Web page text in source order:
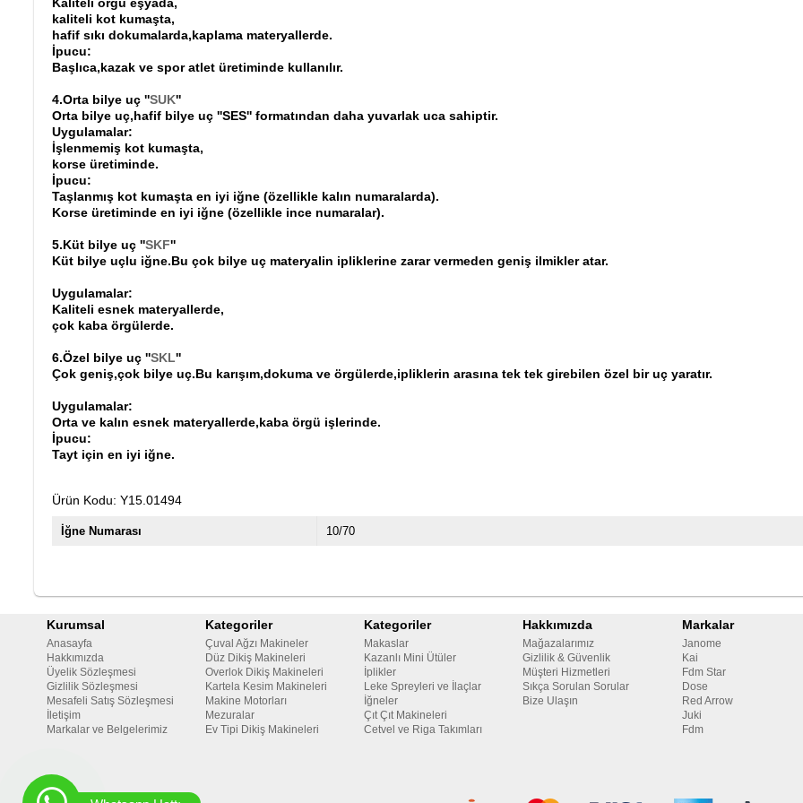
kaliteli kot kumaşta,
hafif sıkı dokumalarda,kaplama materyallerde.
İpucu:
Başlıca,kazak ve spor atlet üretiminde kullanılır.
4.Orta bilye uç ''SUK''
Orta bilye uç,hafif bilye uç ''SES'' formatından daha yuvarlak uca sahiptir.
Uygulamalar:
İşlenmemiş kot kumaşta,
korse üretiminde.
İpucu:
Taşlanmış kot kumaşta en iyi iğne (özellikle kalın numaralarda).
Korse üretiminde en iyi iğne (özellikle ince numaralar).
5.Küt bilye uç ''SKF''
Küt bilye uçlu iğne.Bu çok bilye uç materyalin ipliklerine zarar vermeden geniş ilmikler atar.
Uygulamalar:
Kaliteli esnek materyallerde,
çok kaba örgülerde.
6.Özel bilye uç ''SKL''
Çok geniş,çok bilye uç.Bu karışım,dokuma ve örgülerde,ipliklerin arasına tek tek girebilen özel bir uç yaratır.
Uygulamalar:
Orta ve kalın esnek materyallerde,kaba örgü işlerinde.
İpucu:
Tayt için en iyi iğne.
Ürün Kodu: Y15.01494
İğne Numarası 10/70
Kurumsal
Anasayfa
Hakkımızda
Üyelik Sözleşmesi
Gizlilik Sözleşmesi
Mesafeli Satış Sözleşmesi
İletişim
Markalar ve Belgelerimiz
Kategoriler
Çuval Ağzı Makineler
Düz Dikiş Makineleri
Overlok Dikiş Makineleri
Kartela Kesim Makineleri
Makine Motorları
Mezuralar
Ev Tipi Dikiş Makineleri
Kategoriler
Makaslar
Kazanlı Mini Ütüler
İplikler
Leke Spreyleri ve İlaçlar
İğneler
Çıt Çıt Makineleri
Cetvel ve Riga Takımları
Hakkımızda
Mağazalarımız
Gizlilik & Güvenlik
Müşteri Hizmetleri
Sıkça Sorulan Sorular
Bize Ulaşın
Markalar
Janome
Kai
Fdm Star
Dose
Red Arrow
Juki
Fdm